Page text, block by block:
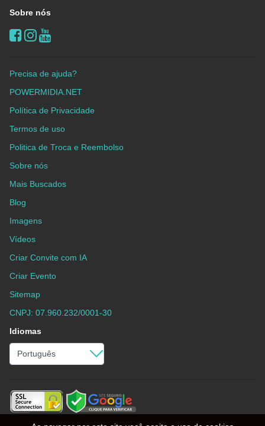
Sobre nós
Precisa de ajuda?
POWERMIDIA.NET
Política de Privacidade
Termos de uso
Politica de Troca e Reembolso
Sobre nós
Mais Buscados
Blog
Imagens
Vídeos
Criar Convite com IA
Criar Evento
Sitemap
CNPJ: 07.960.232/0001-30
Idiomas